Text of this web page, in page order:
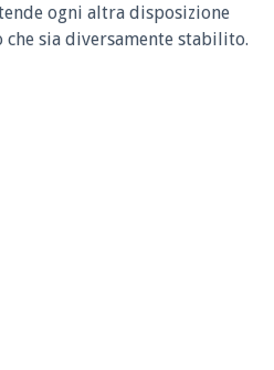
ogni altra disposizione
sia diversamente stabilito.